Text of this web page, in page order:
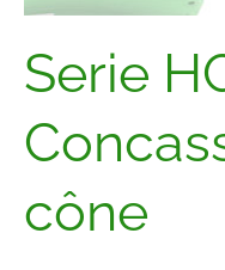
Serie
cône